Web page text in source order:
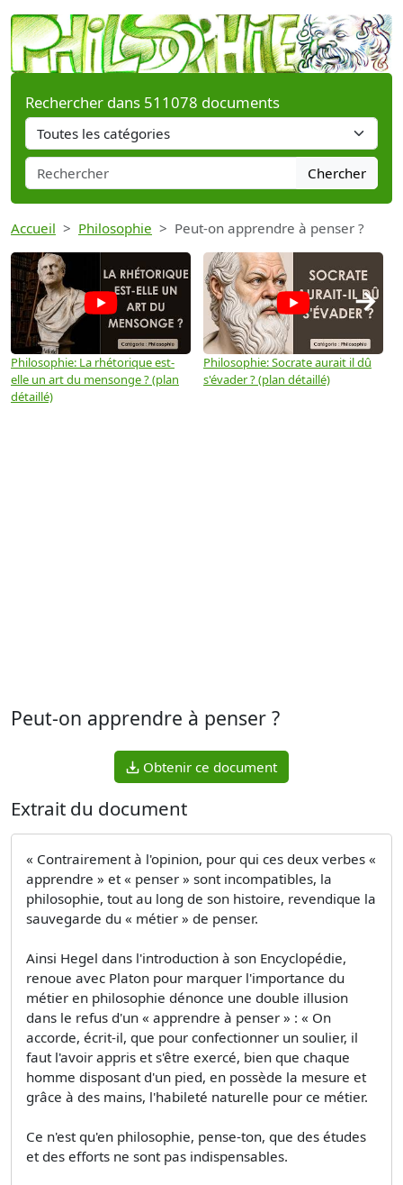
Rechercher dans 511078 documents
Chercher
Accueil Philosophie Peut-on apprendre à penser ?
Philosophie: La rhétorique est-
elle un art du mensonge ? (plan
détaillé)
Philosophie: Socrate aurait il dû
s'évader ? (plan détaillé)
→
Peut-on apprendre à penser ?
Obtenir ce document
Extrait du document
« Contrairement à l'opinion, pour qui ces deux verbes «
apprendre » et « penser » sont incompatibles, la
philosophie, tout au long de son histoire, revendique la
sauvegarde du « métier » de penser.
Ainsi Hegel dans l'introduction à son Encyclopédie,
renoue avec Platon pour marquer l'importance du
métier en philosophie dénonce une double illusion
dans le refus d'un « apprendre à penser » : « On
accorde, écrit-il, que pour confectionner un soulier, il
faut l'avoir appris et s'être exercé, bien que chaque
homme disposant d'un pied, en possède la mesure et
grâce à des mains, l'habileté naturelle pour ce métier.
Ce n'est qu'en philosophie, pense-ton, que des études
et des efforts ne sont pas indispensables.